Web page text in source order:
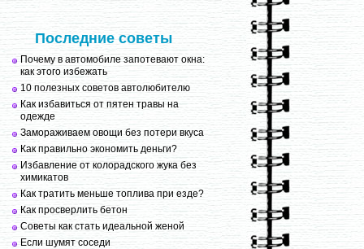
Последние советы
Почему в автомобиле запотевают окна:
как этого избежать
10 полезных советов автолюбителю
Как избавиться от пятен травы на
одежде
Замораживаем овощи без потери вкуса
Как правильно экономить деньги?
Избавление от колорадского жука без
химикатов
Как тратить меньше топлива при езде?
Как просверлить бетон
Советы как стать идеальной женой
Если шумят соседи